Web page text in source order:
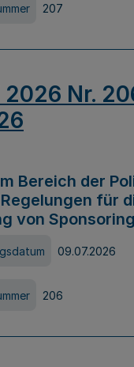
207
2026 Nr.
Bereich der
für
von
09.07.2026
206